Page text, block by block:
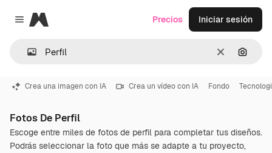
Close menu
Magnific
Borrar
Precios Iniciar sesión
Crea una imagen con IA Crea un vídeo con IA Fondo
Fotos De Perfil
Escoge entre miles de fotos de perfil para completar tus diseños.
Podrás seleccionar la foto que más se adapte a tu proyecto,